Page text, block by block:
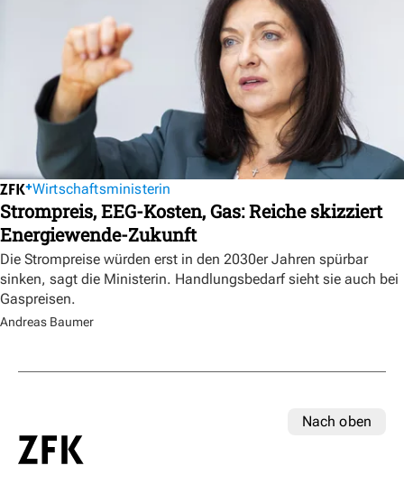
Wirtschaftsministerin
Strompreis, EEG-Kosten, Gas: Reiche skizziert
Energiewende-Zukunft
Die Strompreise würden erst in den 2030er Jahren spürbar
sinken, sagt die Ministerin. Handlungsbedarf sieht sie auch bei
Gaspreisen.
Andreas Baumer
Nach oben